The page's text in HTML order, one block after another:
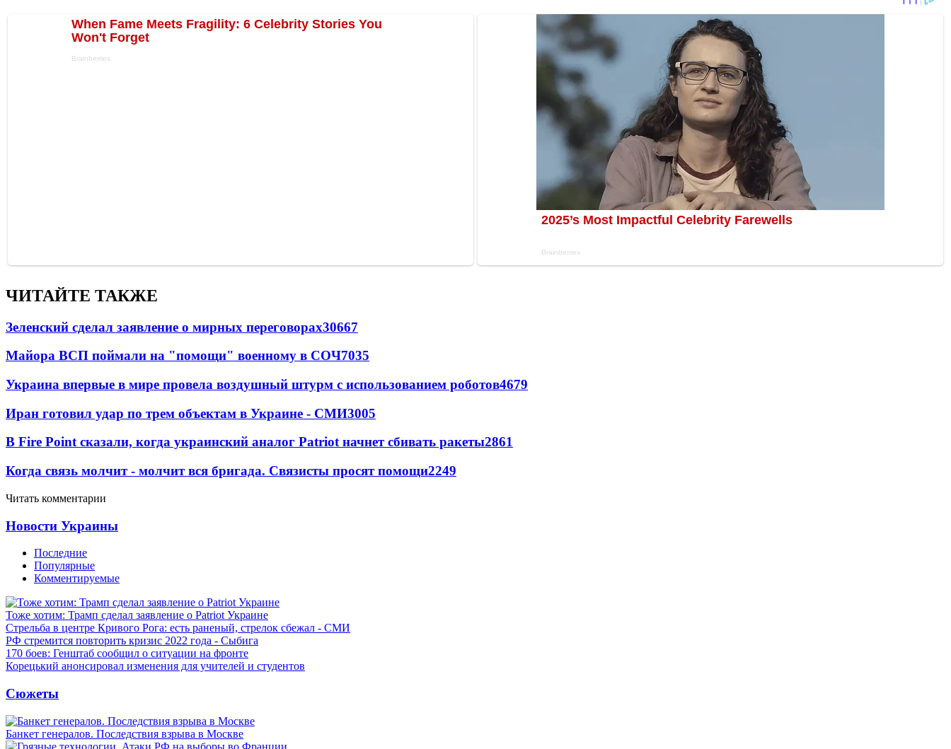
ЧИТАЙТЕ ТАКЖЕ
Зеленский сделал заявление о мирных переговорах30667
Майора ВСП поймали на "помощи" военному в СОЧ7035
Украина впервые в мире провела воздушный штурм с использованием роботов4679
Иран готовил удар по трем объектам в Украине - СМИ3005
В Fire Point сказали, когда украинский аналог Patriot начнет сбивать ракеты2861
Когда связь молчит - молчит вся бригада. Связисты просят помощи2249
Читать комментарии
Новости Украины
Последние
Популярные
Комментируемые
Тоже хотим: Трамп сделал заявление о Patriot Украине
Стрельба в центре Кривого Рога: есть раненый, стрелок сбежал - СМИ
РФ стремится повторить кризис 2022 года - Сыбига
170 боев: Генштаб сообщил о ситуации на фронте
Корецький анонсировал изменения для учителей и студентов
Сюжеты
Банкет генералов. Последствия взрыва в Москве